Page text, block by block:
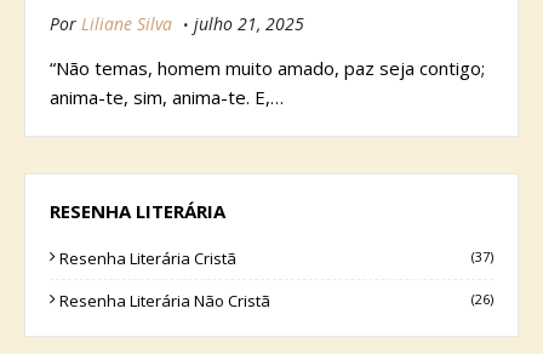
Por Liliane Silva julho 21, 2025
“Não temas, homem muito amado, paz seja contigo;
anima-te, sim, anima-te. E,…
RESENHA LITERÁRIA
Resenha Literária Cristã (37)
Resenha Literária Não Cristã (26)